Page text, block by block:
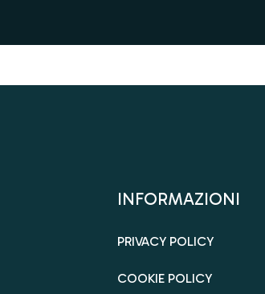
INFORMAZIONI
PRIVACY POLICY
COOKIE POLICY